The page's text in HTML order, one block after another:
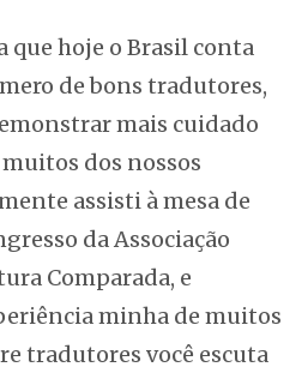
que hoje o Brasil conta
de bons tradutores,
mais cuidado
dos nossos
assisti à mesa de
da Associação
Comparada, e
minha de muitos
tradutores você escuta